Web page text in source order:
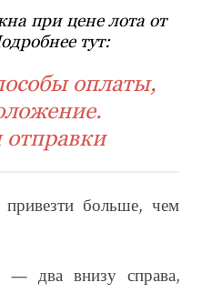
при цене лота от
тут:
оплаты,
больше, чем
— два внизу справа,